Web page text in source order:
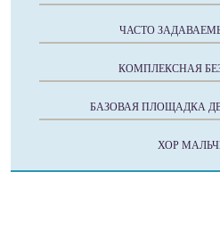
ЧАСТО
КОМПЛЕКСНАЯ
БАЗОВАЯ ПЛОЩАДКА
ХОР